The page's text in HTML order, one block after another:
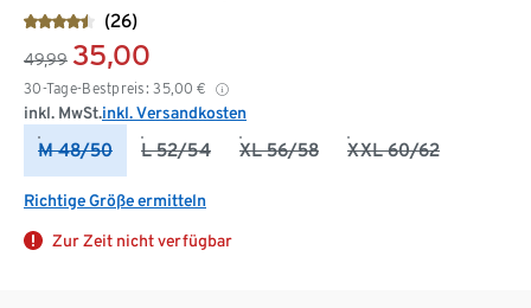
(26)
49,99 35,00
30-Tage-Bestpreis: 35,00 €
inkl. MwSt.inkl. Versandkosten
M 48/50 L 52/54 XL 56/58 XXL 60/62
Richtige Größe ermitteln
Zur Zeit nicht verfügbar